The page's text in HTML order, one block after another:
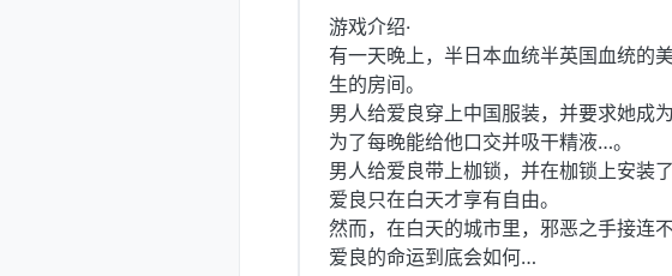
游戏介绍·
有一天晚上，半日本血统半英国血统的
生的房间。
男人给爱良穿上中国服装，并要求她成为
为了每晚能给他口交并吸干精液…。
男人给爱良带上枷锁，并在枷锁上安装
爱良只在白天才享有自由。
然而，在白天的城市里，邪恶之手接连
爱良的命运到底会如何…